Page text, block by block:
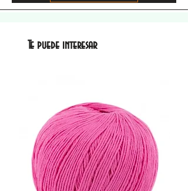
Te puede interesar